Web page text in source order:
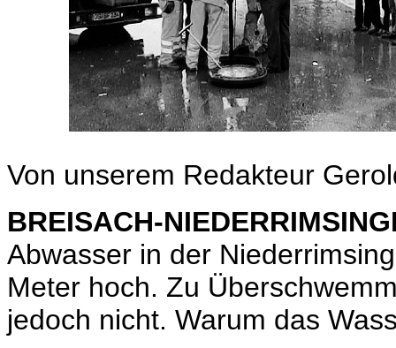
Von unserem Redakteur
BREISACH-
Abwasser in der
Meter hoch. Zu
jedoch nicht. Warum das